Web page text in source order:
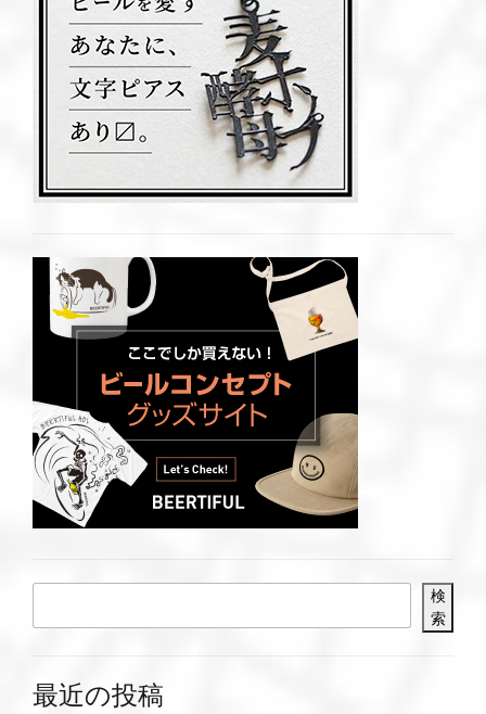
検
索
最近の投稿